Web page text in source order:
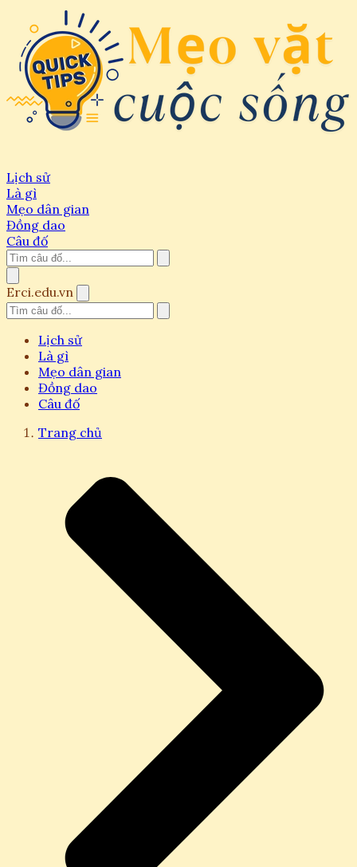
Lịch sử
Là gì
Mẹo dân gian
Đồng dao
Câu đố
Erci.edu.vn
Lịch sử
Là gì
Mẹo dân gian
Đồng dao
Câu đố
Trang chủ